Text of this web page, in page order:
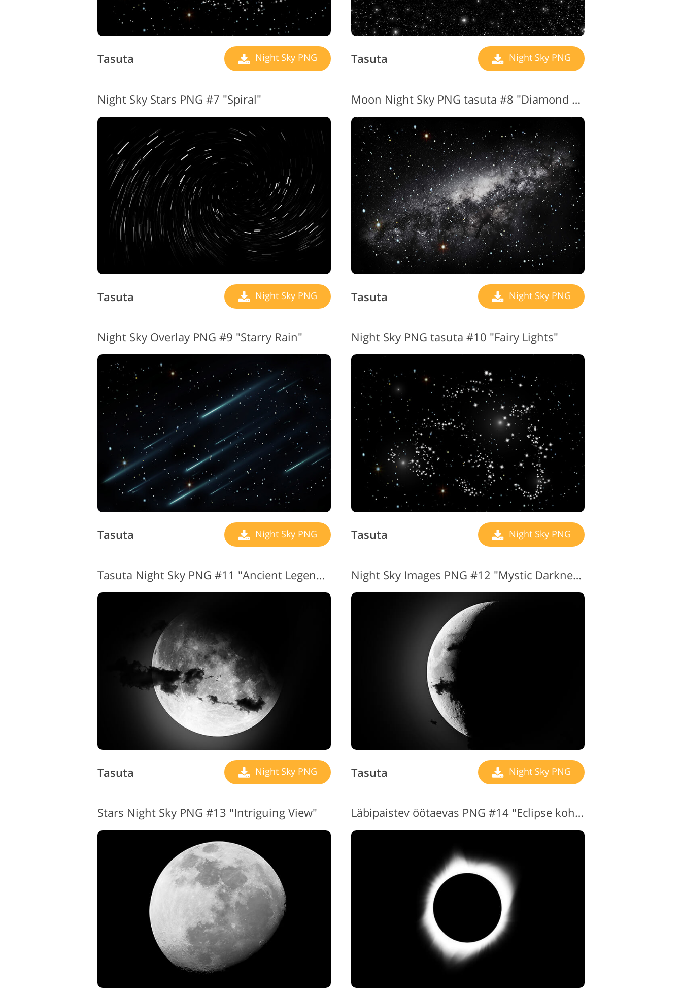
Tasuta Night Sky PNG Tasuta Night Sky PNG
Night Sky Stars PNG #7 "Spiral"
Tasuta Night Sky PNG
Moon Night Sky PNG tasuta #8 "Diamond Sparkle"
Tasuta Night Sky PNG
Night Sky Overlay PNG #9 "Starry Rain"
Tasuta Night Sky PNG
Night Sky PNG tasuta #10 "Fairy Lights"
Tasuta Night Sky PNG
Tasuta Night Sky PNG #11 "Ancient Legends"
Tasuta Night Sky PNG
Night Sky Images PNG #12 "Mystic Darkness"
Tasuta Night Sky PNG
Stars Night Sky PNG #13 "Intriguing View" Läbipaistev öötaevas PNG #14 "Eclipse kohta the Sun"